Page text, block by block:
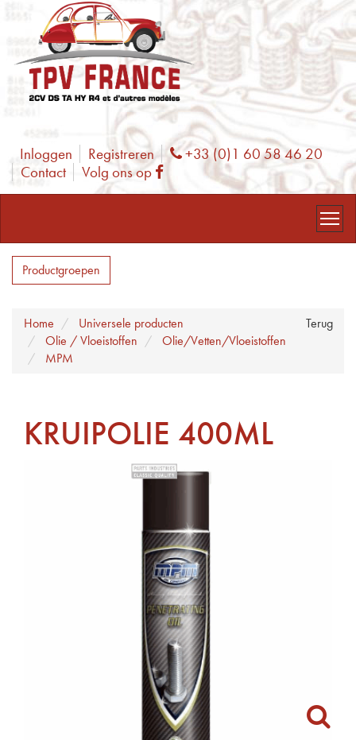
Inloggen Registreren Phone
+33 (0)1 60 58 46 20
Contact
Volg ons op Facebook
Productgroepen
Terug
Home
Universele producten
Olie / Vloeistoffen
Olie/Vetten/Vloeistoffen
MPM
KRUIPOLIE 400ML